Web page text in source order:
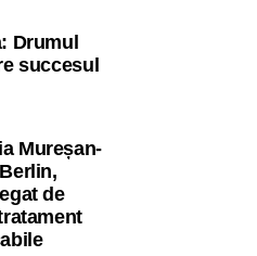
va fi o broșură
jocuri, metode și activități
și care va putea fi
formatori și lucrători de
fost momentul în care toate
celor șapte zile s-au
Am scris mesaje, urări și
Drumul
succesul
Mureșan-
de